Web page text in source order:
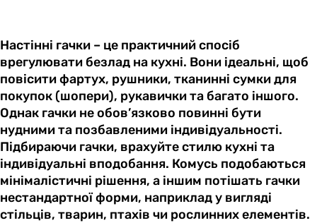
Настінні гачки – це практичний спосіб
врегулювати безлад на кухні. Вони ідеальні, щоб
повісити фартух, рушники, тканинні сумки для
покупок (шопери), рукавички та багато іншого.
Однак гачки не обов’язково повинні бути
нудними та позбавленими індивідуальності.
Підбираючи гачки, врахуйте стилю кухні та
індивідуальні вподобання. Комусь подобаються
мінімалістичні рішення, а іншим потішать гачки
нестандартної форми, наприклад у вигляді
стільців, тварин, птахів чи рослинних елементів.